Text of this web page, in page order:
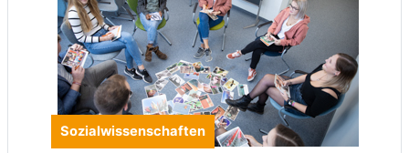
Sozialwissenschaften